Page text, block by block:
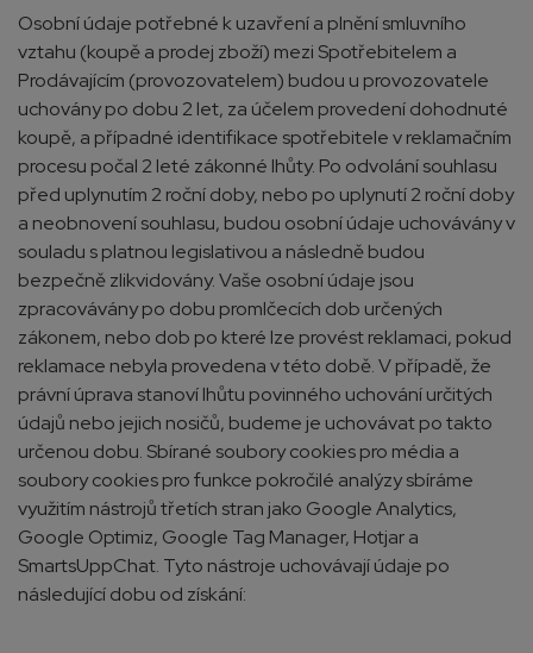
Osobní údaje potřebné k uzavření a plnění smluvního
vztahu (koupě a prodej zboží) mezi Spotřebitelem a
Prodávajícím (provozovatelem) budou u provozovatele
uchovány po dobu 2 let, za účelem provedení dohodnuté
koupě, a případné identifikace spotřebitele v reklamačním
procesu počal 2 leté zákonné lhůty. Po odvolání souhlasu
před uplynutím 2 roční doby, nebo po uplynutí 2 roční doby
a neobnovení souhlasu, budou osobní údaje uchovávány v
souladu s platnou legislativou a následně budou
bezpečně zlikvidovány. Vaše osobní údaje jsou
zpracovávány po dobu promlčecích dob určených
zákonem, nebo dob po které lze provést reklamaci, pokud
reklamace nebyla provedena v této době. V případě, že
právní úprava stanoví lhůtu povinného uchování určitých
údajů nebo jejich nosičů, budeme je uchovávat po takto
určenou dobu. Sbírané soubory cookies pro média a
soubory cookies pro funkce pokročilé analýzy sbíráme
využitím nástrojů třetích stran jako Google Analytics,
Google Optimiz, Google Tag Manager, Hotjar a
SmartsUppChat. Tyto nástroje uchovávají údaje po
následující dobu od získání: